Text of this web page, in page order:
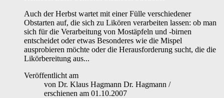
Auch der Herbst wartet mit einer Fülle verschiedener
Obstarten auf, die sich zu Likören verarbeiten lassen: ob man
sich für die Verarbeitung von Mostäpfeln und -birnen
entscheidet oder etwas Besonderes wie die Mispel
ausprobieren möchte oder die Herausforderung sucht, die die
Likörbereitung aus...
Veröffentlicht am
von Dr. Klaus Hagmann Dr. Hagmann /
erschienen am 01.10.2007